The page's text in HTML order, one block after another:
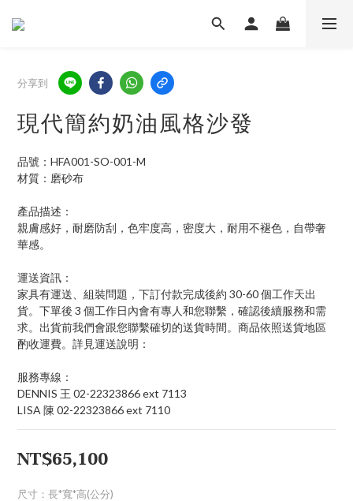
分享到
現代簡約奶油風格沙發
品號：HFA001-SO-001-M
材質：磨砂布
產品描述：
親膚感好，耐磨防刮，色牢度高，密度大，耐用不褪色，自帶奢
華感。
運送資訊：
家具有運送、組裝問題，下訂付款完成後約 30-60 個工作天出
貨。下單後 3 個工作日內會有專人和您聯繫，確認後續服務和需
求。出貨前我們會跟您聯繫確切的送貨時間。商品依照送貨地區
酌收運費。詳見運送說明：
服務專線：
DENNIS 王 02-22323866 ext 7113
LISA 陳 02-22323866 ext 7110
NT$65,100
尺寸：長*寬*高(公分)